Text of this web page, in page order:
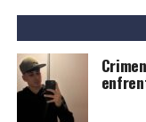
Qué
tratamiento?
Receta
firmada y